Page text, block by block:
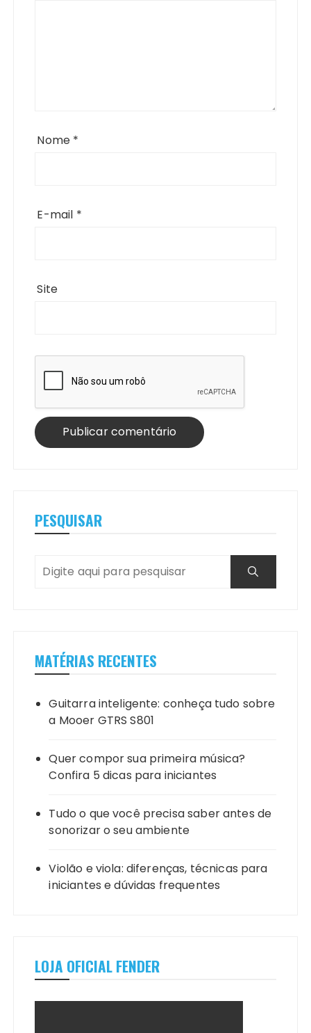
Nome *
E-mail *
Site
PESQUISAR
MATÉRIAS RECENTES
Guitarra inteligente: conheça tudo sobre
a Mooer GTRS S801
Quer compor sua primeira música?
Confira 5 dicas para iniciantes
Tudo o que você precisa saber antes de
sonorizar o seu ambiente
Violão e viola: diferenças, técnicas para
iniciantes e dúvidas frequentes
LOJA OFICIAL FENDER